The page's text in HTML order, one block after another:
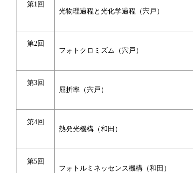
第1回
光物理過程と光化学過程（宍戸）
第2回
フォトクロミズム（宍戸）
第3回
屈折率（宍戸）
第4回
熱発光機構（和田）
第5回
フォトルミネッセンス機構（和田）